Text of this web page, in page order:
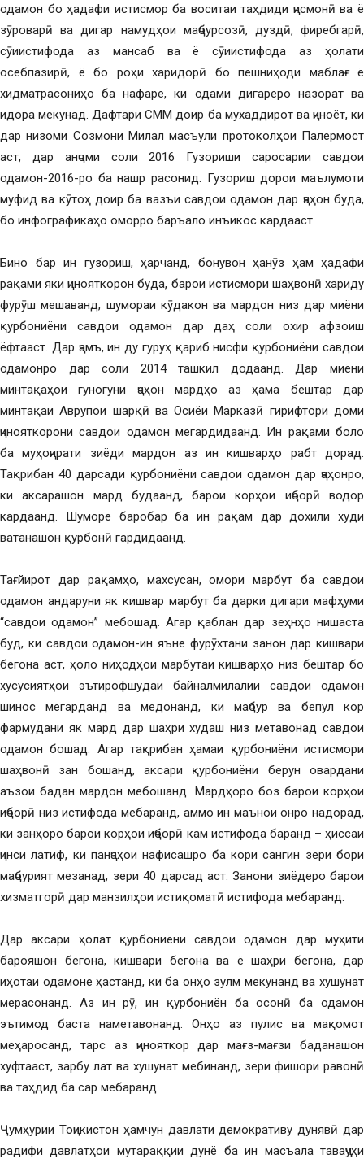
одамон бо ҳадафи истисмор ба воситаи таҳдиди ҷисмонӣ ва ё
зӯроварӣ ва дигар намудҳои маҷбурсозӣ, дуздӣ, фиребгарӣ,
сӯиистифода аз мансаб ва ё сӯиистифода аз ҳолати
осебпазирӣ, ё бо роҳи харидорӣ бо пешниҳоди маблағ ё
хидматрасониҳо ба нафаре, ки одами дигареро назорат ва
идора мекунад. Дафтари СММ доир ба мухаддирот ва ҷиноёт, ки
дар низоми Созмони Милал масъули протоколҳои Палермост
аст, дар анҷоми соли 2016 Гузориши саросарии савдои
одамон-2016-ро ба нашр расонид. Гузориш дорои маълумоти
муфид ва кӯтоҳ доир ба вазъи савдои одамон дар ҷаҳон буда,
бо инфографикаҳо оморро баръало инъикос кардааст.
Бино бар ин гузориш, ҳарчанд, бонувон ҳанӯз ҳам ҳадафи
рақами яки ҷинояткорон буда, барои истисмори шаҳвонӣ хариду
фурӯш мешаванд, шумораи кӯдакон ва мардон низ дар миёни
қурбониёни савдои одамон дар даҳ соли охир афзоиш
ёфтааст. Дар ҷамъ, ин ду гуруҳ қариб нисфи қурбониёни савдои
одамонро дар соли 2014 ташкил додаанд. Дар миёни
минтақаҳои гуногуни ҷаҳон мардҳо аз ҳама бештар дар
минтақаи Аврупои шарқӣ ва Осиёи Марказӣ гирифтори доми
ҷинояткорони савдои одамон мегардидаанд. Ин рақами боло
ба муҳоҷирати зиёди мардон аз ин кишварҳо рабт дорад.
Тақрибан 40 дарсади қурбониёни савдои одамон дар ҷаҳонро,
ки аксарашон мард будаанд, барои корҳои иҷборӣ водор
кардаанд. Шуморе баробар ба ин рақам дар дохили худи
ватанашон қурбонӣ гардидаанд.
Тағйирот дар рақамҳо, махсусан, омори марбут ба савдои
одамон андаруни як кишвар марбут ба дарки дигари мафҳуми
“савдои одамон” мебошад. Агар қаблан дар зеҳнҳо нишаста
буд, ки савдои одамон-ин яъне фурӯхтани занон дар кишвари
бегона аст, ҳоло ниҳодҳои марбутаи кишварҳо низ бештар бо
хусусиятҳои эътирофшудаи байналмилалии савдои одамон
шинос мегарданд ва медонанд, ки маҷбур ва бепул кор
фармудани як мард дар шаҳри худаш низ метавонад савдои
одамон бошад. Агар тақрибан ҳамаи қурбониёни истисмори
шаҳвонӣ зан бошанд, аксари қурбониёни берун овардани
аъзои бадан мардон мебошанд. Мардҳоро боз барои корҳои
иҷборӣ низ истифода мебаранд, аммо ин маънои онро надорад,
ки занҳоро барои корҳои иҷборӣ кам истифода баранд – ҳиссаи
ҷинси латиф, ки панҷаҳои нафисашро ба кори сангин зери бори
маҷбурият мезанад, зери 40 дарсад аст. Занони зиёдеро барои
хизматгорӣ дар манзилҳои истиқоматӣ истифода мебаранд.
Дар аксари ҳолат қурбониёни савдои одамон дар муҳити
барояшон бегона, кишвари бегона ва ё шаҳри бегона, дар
иҳотаи одамоне ҳастанд, ки ба онҳо зулм мекунанд ва хушунат
мерасонанд. Аз ин рӯ, ин қурбониён ба осонӣ ба одамон
эътимод баста наметавонанд. Онҳо аз пулис ва мақомот
меҳаросанд, тарс аз ҷинояткор дар мағз-мағзи баданашон
хуфтааст, зарбу лат ва хушунат мебинанд, зери фишори равонӣ
ва таҳдид ба сар мебаранд.
Ҷумҳурии Тоҷикистон ҳамчун давлати демокративу дунявӣ дар
радифи давлатҳои мутараққии дунё ба ин масъала таваҷҷуҳи